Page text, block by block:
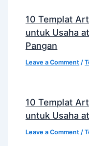
10 Templat
untuk Usaha
Pangan
Leave a Comment /
10 Templat
untuk Usaha
Leave a Comment /